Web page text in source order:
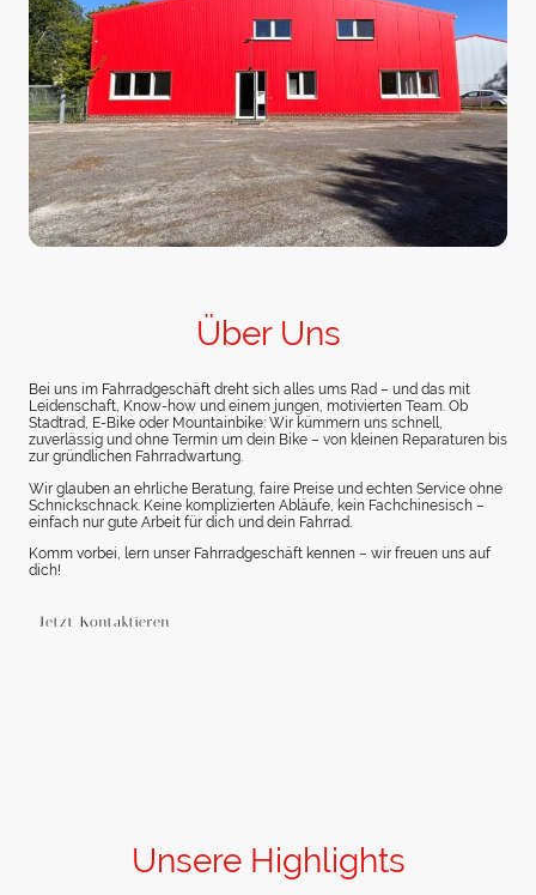
Über Uns
Bei uns im Fahrradgeschäft dreht sich alles ums Rad – und das mit
Leidenschaft, Know-how und einem jungen, motivierten Team. Ob
Stadtrad, E-Bike oder Mountainbike: Wir kümmern uns schnell,
zuverlässig und ohne Termin um dein Bike – von kleinen Reparaturen bis
zur gründlichen Fahrradwartung.
Wir glauben an ehrliche Beratung, faire Preise und echten Service ohne
Schnickschnack. Keine komplizierten Abläufe, kein Fachchinesisch –
einfach nur gute Arbeit für dich und dein Fahrrad.
Komm vorbei, lern unser Fahrradgeschäft kennen – wir freuen uns auf
dich!
Jetzt Kontaktieren
Unsere Highlights